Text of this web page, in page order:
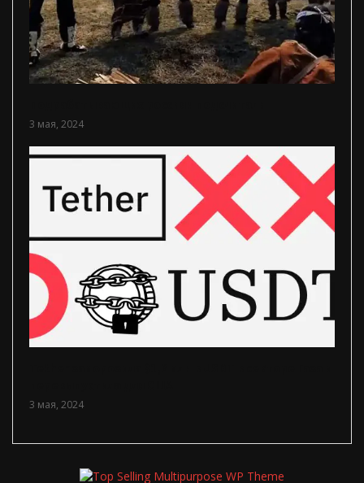
3 мая, 2024
3 мая, 2024